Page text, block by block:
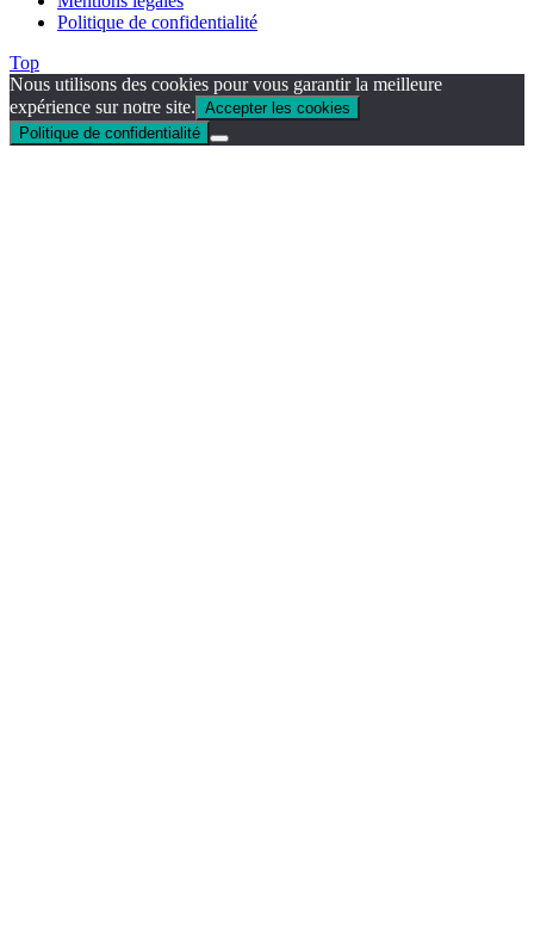
Politique de confidentialité
Top
Nous utilisons des cookies pour vous garantir la meilleure
expérience sur notre site. Accepter les cookies
Politique de confidentialité